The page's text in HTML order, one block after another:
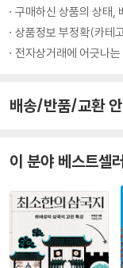
구매하신 상품의 상태,
상품정보 부정확(카테
전자상거래에 어긋나
배송/반품/교환
이 분야 베스트셀